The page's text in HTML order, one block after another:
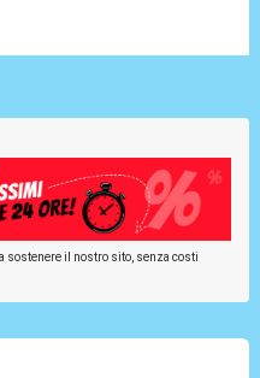
il nostro sito, senza costi